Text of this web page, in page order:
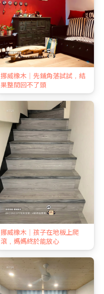
挪威橡木｜先鋪角落試試，結
果整間回不了頭
挪威橡木｜孩子在地板上爬
滾，媽媽終於能放心